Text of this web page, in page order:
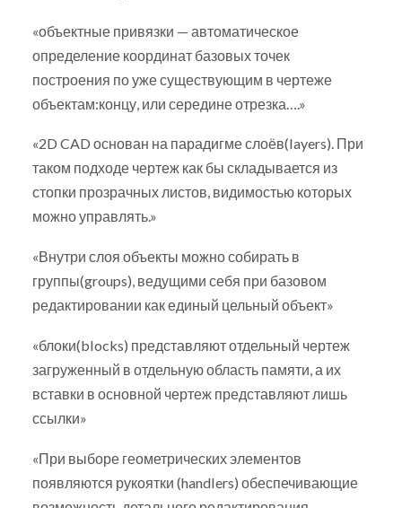
«объектные привязки — автоматическое
определение координат базовых точек
построения по уже существующим в чертеже
объектам:концу, или середине отрезка….»
«2D CAD основан на парадигме слоёв(layers). При
таком подходе чертеж как бы складывается из
стопки прозрачных листов, видимостью которых
можно управлять.»
«Внутри слоя объекты можно собирать в
группы(groups), ведущими себя при базовом
редактировании как единый цельный объект»
«блоки(blocks) представляют отдельный чертеж
загруженный в отдельную область памяти, а их
вставки в основной чертеж представляют лишь
ссылки»
«При выборе геометрических элементов
появляются рукоятки (handlers) обеспечивающие